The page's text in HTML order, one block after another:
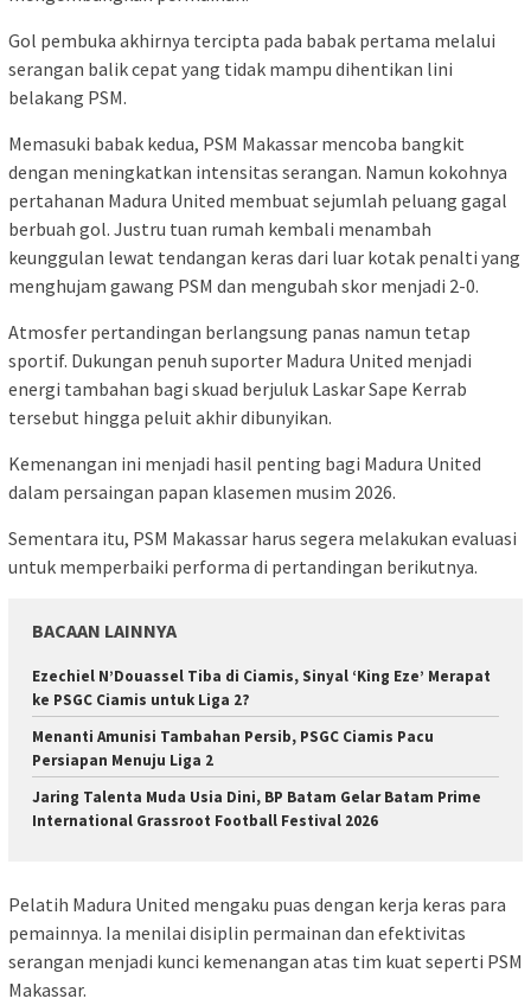
Gol pembuka akhirnya tercipta pada babak pertama melalui
serangan balik cepat yang tidak mampu dihentikan lini
belakang PSM.
Memasuki babak kedua, PSM Makassar mencoba bangkit
dengan meningkatkan intensitas serangan. Namun kokohnya
pertahanan Madura United membuat sejumlah peluang gagal
berbuah gol. Justru tuan rumah kembali menambah
keunggulan lewat tendangan keras dari luar kotak penalti yang
menghujam gawang PSM dan mengubah skor menjadi 2-0.
Atmosfer pertandingan berlangsung panas namun tetap
sportif. Dukungan penuh suporter Madura United menjadi
energi tambahan bagi skuad berjuluk Laskar Sape Kerrab
tersebut hingga peluit akhir dibunyikan.
Kemenangan ini menjadi hasil penting bagi Madura United
dalam persaingan papan klasemen musim 2026.
Sementara itu, PSM Makassar harus segera melakukan evaluasi
untuk memperbaiki performa di pertandingan berikutnya.
BACAAN LAINNYA
Ezechiel N’Douassel Tiba di Ciamis, Sinyal ‘King Eze’ Merapat
ke PSGC Ciamis untuk Liga 2?
Menanti Amunisi Tambahan Persib, PSGC Ciamis Pacu
Persiapan Menuju Liga 2
Jaring Talenta Muda Usia Dini, BP Batam Gelar Batam Prime
International Grassroot Football Festival 2026
Pelatih Madura United mengaku puas dengan kerja keras para
pemainnya. Ia menilai disiplin permainan dan efektivitas
serangan menjadi kunci kemenangan atas tim kuat seperti PSM
Makassar.